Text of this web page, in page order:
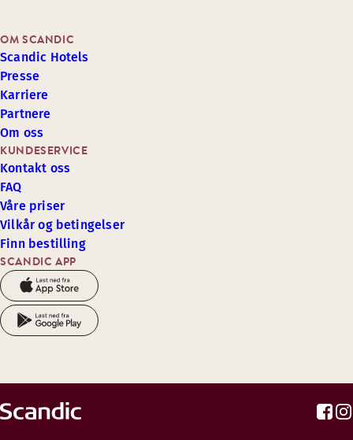
SCANDIC APP
KUNDESERVICE
Kontakt oss
FAQ
Våre priser
Vilkår og betingelser
Finn bestilling
OM SCANDIC
Scandic Hotels
Presse
Karriere
Partnere
Om oss